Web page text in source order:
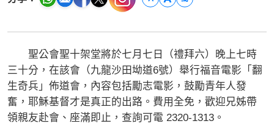
聖公會聖十架堂將於七月七日（禮拜六）晚上七時
三十分，在該會（九龍沙田坳道6號）舉行福音電影「翻
生奇兵」佈道會，內容包括勵志電影，鼓勵青年人發
奮，耶穌基督才是真正的出路。費用全免，歡迎兄姊帶
領親友赴會、座滿即止，查詢可電 2320-1313。